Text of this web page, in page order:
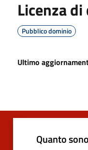
Licenza
Pubblico dominio
Ultimo
Quanto